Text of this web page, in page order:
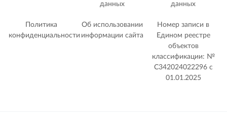
данных
данных
Политика
конфиденциальности
Об использовании
информации сайта
Номер записи в
Едином реестре
объектов
классификации: №
С342024022296 c
01.01.2025